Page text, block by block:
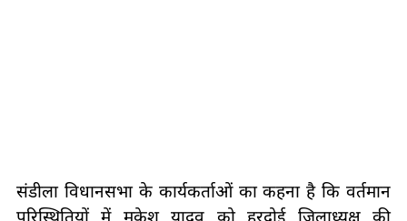
संडीला विधानसभा के कार्यकर्ताओं का कहना है कि वर्तमान
परिस्थितियों में मुकेश यादव को हरदोई जिलाध्यक्ष की